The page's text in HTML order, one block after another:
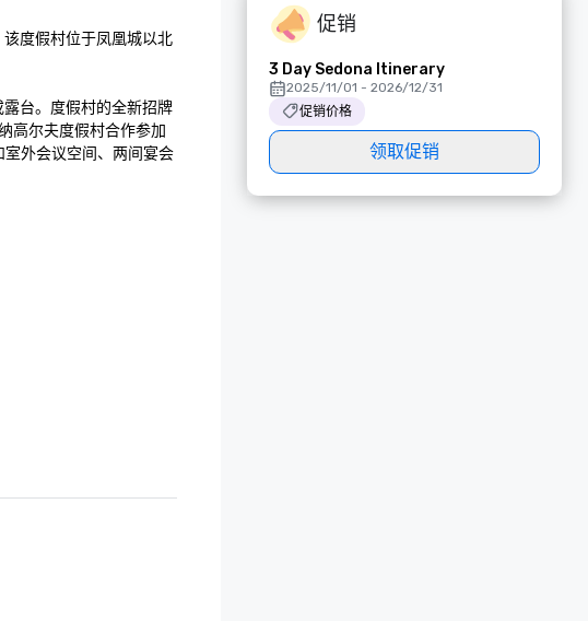
度假村位于凤凰城以北
台。度假村的全新招牌
高尔夫度假村合作参加
外会议空间、两间宴会
促销
3 Day Sedona Itinerary
2025/11/01 - 2026/12/31
促销价格
领取促销